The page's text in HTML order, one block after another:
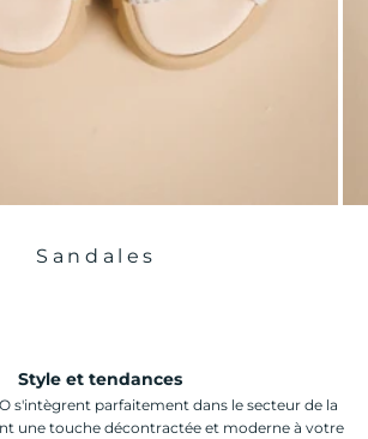
Sandales
Style et tendances
s'intègrent parfaitement dans le secteur de la
une touche décontractée et moderne à votre